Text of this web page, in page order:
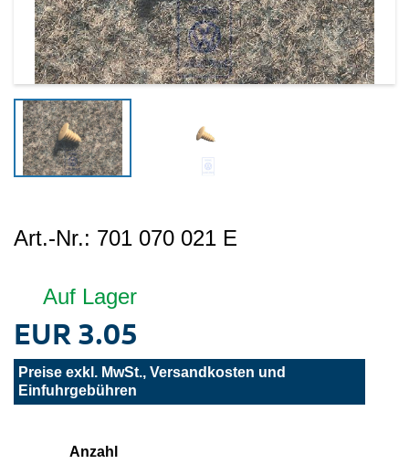
Art.-Nr.: 701 070 021 E
Auf Lager
EUR 3.05
Preise exkl. MwSt., Versandkosten und
Einfuhrgebühren
Anzahl